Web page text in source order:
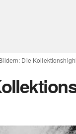
Die